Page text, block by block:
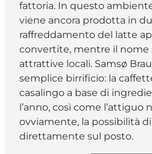
fattoria. In questo
viene ancora prodotta in
raffreddamento del latte
convertite, mentre il nome
attrattive locali. Samsø
semplice birrificio: la
casalingo a base di
l’anno, così come l’attiguo
ovviamente, la possibilità
direttamente sul posto.